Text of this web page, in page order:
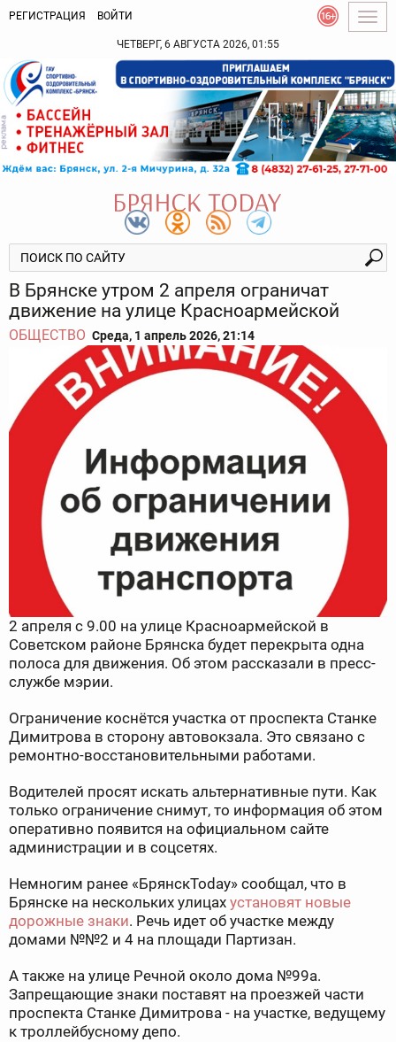
РЕГИСТРАЦИЯ ВОЙТИ
ЧЕТВЕРГ, 6 АВГУСТА 2026, 01:55
В Брянске утром 2 апреля ограничат
движение на улице Красноармейской
ОБЩЕСТВО Среда, 1 апрель 2026, 21:14
2 апреля с 9.00 на улице Красноармейской в
Советском районе Брянска будет перекрыта одна
полоса для движения. Об этом рассказали в пресс-
службе мэрии.
Ограничение коснётся участка от проспекта Станке
Димитрова в сторону автовокзала. Это связано с
ремонтно-восстановительными работами.
Водителей просят искать альтернативные пути. Как
только ограничение снимут, то информация об этом
оперативно появится на официальном сайте
администрации и в соцсетях.
Немногим ранее «БрянскToday» сообщал, что в
Брянске на нескольких улицах установят новые
дорожные знаки. Речь идет об участке между
домами №№2 и 4 на площади Партизан.
А также на улице Речной около дома №99а.
Запрещающие знаки поставят на проезжей части
проспекта Станке Димитрова - на участке, ведущему
к троллейбусному депо.